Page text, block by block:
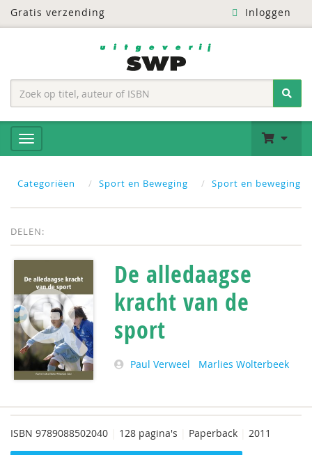
Gratis verzending Inloggen
Categoriëen Sport en Beweging Sport en beweging
DELEN:
De alledaagse
kracht van de
sport
Paul Verweel Marlies Wolterbeek
ISBN 9789088502040 128 pagina's Paperback 2011